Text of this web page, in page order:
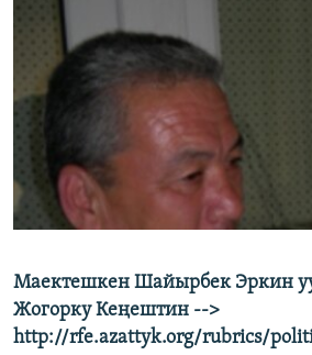
ЭЖЕ-СИҢДИЛЕР
АЗАТТЫК+
ЫҢГАЙСЫЗ СУРООЛОР
ЭЕ/АРнун бардык сайттары
Маектешкен Шайырбек Эркин
Жогорку Кеңештин -->
http://rfe.azattyk.org/rubrics/